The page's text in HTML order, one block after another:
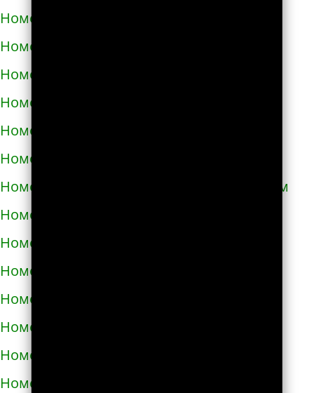
Номера телефонов такси в Красилове
Номера телефонов такси в Краснограде
Номера телефонов такси в Кременце
Номера телефонов такси в Кременчуге
Номера телефонов такси в Кривом Роге
Номера телефонов такси в Кролевце
Номера телефонов такси в Кропивницком
Номера телефонов такси в Купянске
Номера телефонов такси в Ладыжине
Номера телефонов такси в Лозовой
Номера телефонов такси в Лохвице
Номера телефонов такси в Лубнах
Номера телефонов такси в Луцке
Номера телефонов такси во Львове